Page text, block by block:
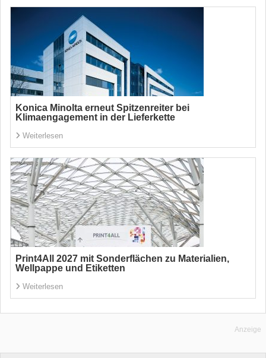
Konica Minolta erneut Spitzenreiter bei
Klimaengagement in der Lieferkette
Weiterlesen
Print4All 2027 mit Sonderflächen zu Materialien,
Wellpappe und Etiketten
Weiterlesen
Anzeige